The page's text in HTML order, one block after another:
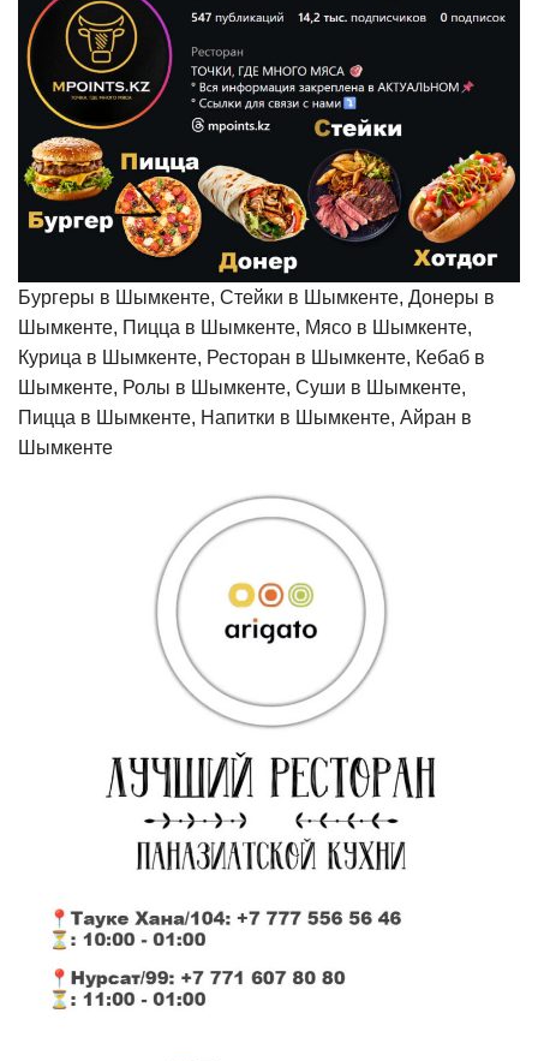
Бургеры в Шымкенте, Стейки в Шымкенте, Донеры в
Шымкенте, Пицца в Шымкенте, Мясо в Шымкенте,
Курица в Шымкенте, Ресторан в Шымкенте, Кебаб в
Шымкенте, Ролы в Шымкенте, Суши в Шымкенте,
Пицца в Шымкенте, Напитки в Шымкенте, Айран в
Шымкенте